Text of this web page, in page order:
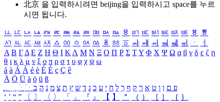
北京 을 입력하시려면 beijing을 입력하시고 space를 누르
시면 됩니다.
ㅥ ㅦ ㅧ ㅨ ㅩ ㅪ ㅫ ㅬ ㅭ ㅮ ㅯ ㅰ ㅱ ㅲ ㅳ ㅴ ㅵ ㅶ ㅷ ㅸ
ㅹ
ㅺ ㅻ ㅼ ㅽ ㅾ ㅿ ㆀ ㆁ ㆂ ㆃ ㆄ ㆅ ㆆ ㆇ ㆈ ㆉ ㆊ ㆋ ㆌ ㆍ
ㆎ
Α Β ΓΔ Ε Ζ Η Θ Ι ΚΛ Μ Ν Ξ Ο Π Ρ Σ ΤΥ Φ Χ Ψ Ω α β γ δ ε ζ η
θ ι κ λ μ ν ξ ο π ρ σ τ υ φ χ ψ ω
á à Á À é è É È ç Ç ê
Ä Ö Ü ä ö ü ß
ִֶֹ ֻּ ׁׂ פ ם ן ו ט א ר ק ף ך ל ח י ע כ ג ד ש ץ ת צ מ נ ה ב
‘ ’ “ ” 〔 〕 〈 〉 「 」 『 』 【 】 ＂ （ ） ［ ］ ｛ ｝